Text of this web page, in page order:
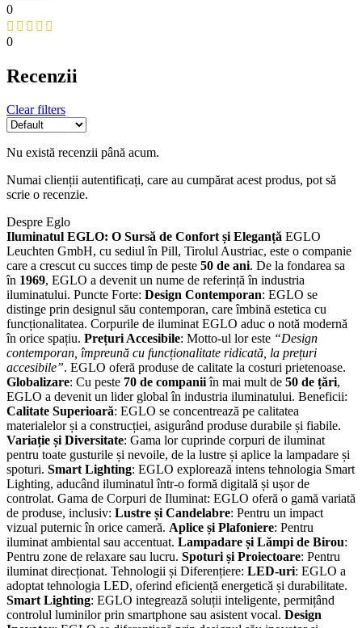
0
0
Recenzii
Clear filters
Nu există recenzii până acum.
Numai clienții autentificați, care au cumpărat acest produs, pot să
scrie o recenzie.
Despre Eglo
Iluminatul EGLO: O Sursă de Confort și Eleganță EGLO
Leuchten GmbH, cu sediul în Pill, Tirolul Austriac, este o companie
care a crescut cu succes timp de peste 50 de ani. De la fondarea sa
în 1969, EGLO a devenit un nume de referință în industria
iluminatului. Puncte Forte: Design Contemporan: EGLO se
distinge prin designul său contemporan, care îmbină estetica cu
funcționalitatea. Corpurile de iluminat EGLO aduc o notă modernă
în orice spațiu. Prețuri Accesibile: Motto-ul lor este “Design
contemporan, împreună cu funcționalitate ridicată, la prețuri
accesibile”. EGLO oferă produse de calitate la costuri prietenoase.
Globalizare: Cu peste 70 de companiiîn mai mult de 50 de țări,
EGLO a devenit un lider global în industria iluminatului. Beneficii:
Calitate Superioară: EGLO se concentrează pe calitatea
materialelor și a construcției, asigurând produse durabile și fiabile.
Variație și Diversitate: Gama lor cuprinde corpuri de iluminat
pentru toate gusturile și nevoile, de la lustre și aplice la lampadare și
spoturi. Smart Lighting: EGLO explorează intens tehnologia Smart
Lighting, aducând iluminatul într-o formă digitală și ușor de
controlat. Gama de Corpuri de Iluminat: EGLO oferă o gamă variată
de produse, inclusiv: Lustre și Candelabre: Pentru un impact
vizual puternic în orice cameră. Aplice și Plafoniere: Pentru
iluminat ambiental sau accentuat. Lampadare și Lămpi de Birou:
Pentru zone de relaxare sau lucru. Spoturi și Proiectoare: Pentru
iluminat direcționat. Tehnologii și Diferențiere: LED-uri: EGLO a
adoptat tehnologia LED, oferind eficiență energetică și durabilitate.
Smart Lighting: EGLO integrează soluții inteligente, permițând
controlul luminilor prin smartphone sau asistent vocal. Design